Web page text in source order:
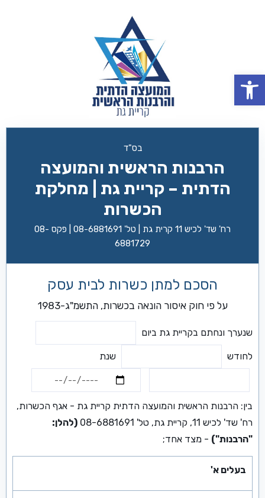
פתח סרגל נגישות
בס"ד
הרבנות הראשית והמועצה
הדתית – קריית גת | מחלקת
הכשרות
רח' שד' לכיש 11 קרית גת | טל' 08-6881691 | פקס 08-
6881729
הסכם למתן כשרות לבית עסק
על פי חוק איסור הונאה בכשרות, התשמ"ג-1983
שנערך ונחתם בקריית גת ביום
לחודש שנת
בין: הרבנות הראשית והמועצה הדתית קריית גת - אגף הכשרות,
רח' שד' לכיש 11, קריית גת, טל' 08-6881691
(להלן:
"הרבנות") - מצד אחד;
בעלים א'